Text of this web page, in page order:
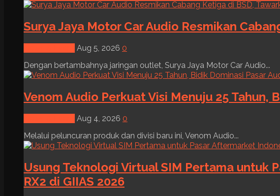
Surya Jaya Motor Car Audio Resmikan
Aug 5, 2026 0
Dengan bertambahnya jaringan outlet, Surya Jaya Motor Car Audio...
Venom Audio Perkuat Visi Menuju 25
Aug 4, 2026 0
Melalui peluncuran produk dan divisi baru ini, Venom Audio...
Usung Teknologi Virtual SIM Pertama untuk
RX2 di GIIAS 2026